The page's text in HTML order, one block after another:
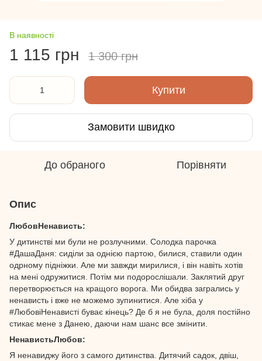
В наявності
1 115 грн 1 300 грн
Купити
Замовити швидко
До обраного Порівняти
Опис
ЛюбовНенависть:
У дитинстві ми були не розлучними. Солодка парочка
#ДашаДаня: сиділи за однією партою, билися, ставили один
одрному підніжки. Але ми завжди мирилися, і він навіть хотів
на мені одружитися. Потім ми подорослішали. Заклятий друг
перетворюється на кращого ворога. Ми обидва загрались у
ненависть і вже не можемо зупинитися. Але хіба у
#ЛюбовіНенависті буває кінець? Де б я не була, доля постійно
стикає мене з Данею, даючи нам шанс все змінити.
НенавистьЛюбов:
Я ненавиджу його з самого дитинства. Дитячий садок, двіш,